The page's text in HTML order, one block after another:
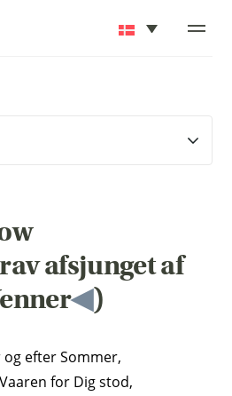
afsjunget af
◀)
efter Sommer,
for Dig stod,